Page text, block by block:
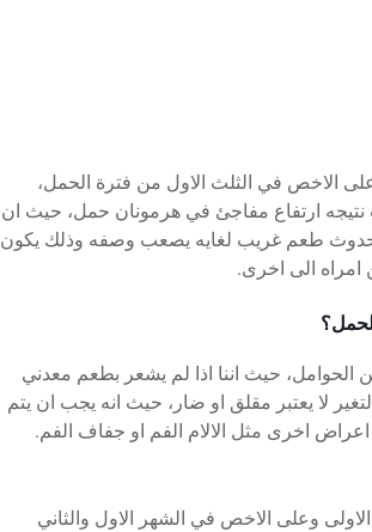
الاخص في الثلث الاول من فترة الحمل،
ارتفاع مفاجئ في هرمونان حمل، حيث ان
حدوث طعم غريب لغايه يصعب وصفه وذلك يكون
امراه الى اخرى.
حيث اننا اذا لم يشعر بطعم معدني
لا يعتبر مقلق او ضار، حيث انه يجب ان يتم
اخرى مثل الالام الفم او جفاف الفم.
وعلى الاخص في الشهر الاول والثاني